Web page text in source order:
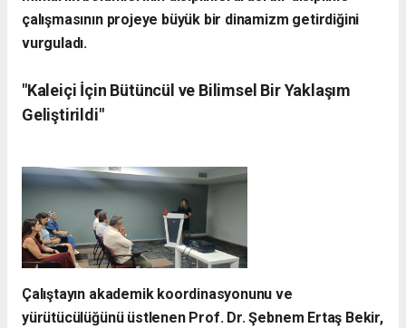
çalışmasının projeye büyük bir dinamizm getirdiğini
vurguladı.
​"Kaleiçi İçin Bütüncül ve Bilimsel Bir Yaklaşım
Geliştirildi"
​Çalıştayın akademik koordinasyonunu ve
yürütücülüğünü üstlenen Prof. Dr. Şebnem Ertaş Bekir,